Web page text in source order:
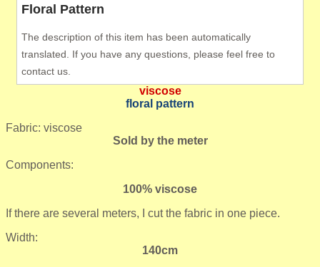
Floral Pattern
The description of this item has been automatically
translated. If you have any questions, please feel free to
contact us.
viscose
floral pattern
Fabric: viscose
Sold by the meter
Components:
100% viscose
If there are several meters, I cut the fabric in one piece.
Width:
140cm